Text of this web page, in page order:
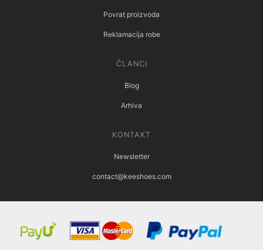
Povrat proizvoda
Reklamacija robe
ČLANCI
Blog
Arhiva
KONTAKT
Newsletter
contact@keeshoes.com